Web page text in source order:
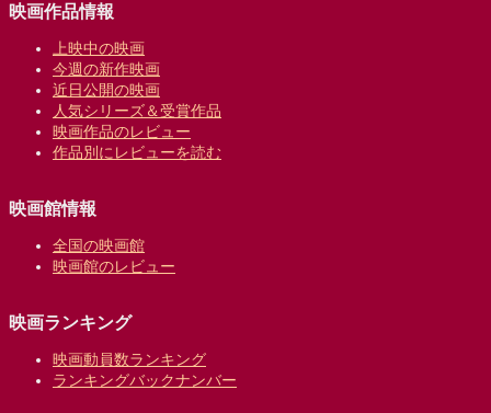
映画作品情報
上映中の映画
今週の新作映画
近日公開の映画
人気シリーズ＆受賞作品
映画作品のレビュー
作品別にレビューを読む
映画館情報
全国の映画館
映画館のレビュー
映画ランキング
映画動員数ランキング
ランキングバックナンバー